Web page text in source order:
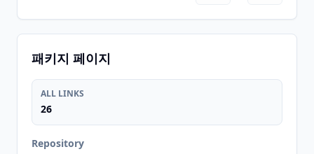
패키지 페이지
ALL LINKS
26
Repository